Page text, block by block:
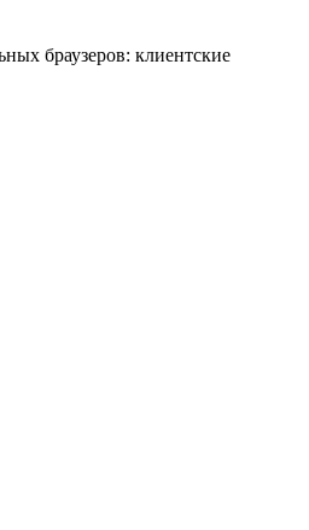
браузеров: клиентские